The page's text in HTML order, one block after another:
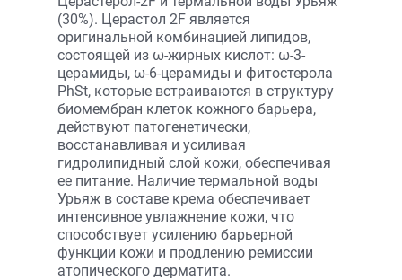
(30%). Церастол 2F является
оригинальной комбинацией липидов,
состоящей из ω-жирных кислот: ω-3-
церамиды, ω-6-церамиды и фитостерола
PhSt, которые встраиваются в структуру
биомембран клеток кожного барьера,
действуют патогенетически,
восстанавливая и усиливая
гидролипидный слой кожи, обеспечивая
ее питание. Наличие термальной воды
Урьяж в составе крема обеспечивает
интенсивное увлажнение кожи, что
способствует усилению барьерной
функции кожи и продлению ремиссии
атопического дерматита.